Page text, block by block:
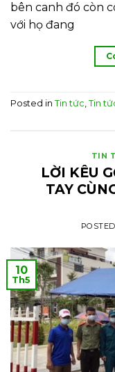
bên canh đó còn
với họ đang
Posted in Tin tức, Tin
TIN
LỜI KÊU
TAY
10
Th5